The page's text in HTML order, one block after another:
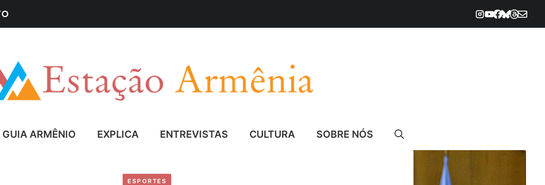
GUIA ARMÊNIO EXPLICA ENTREVISTAS CULTURA SOBRE NÓS
ESPORTES